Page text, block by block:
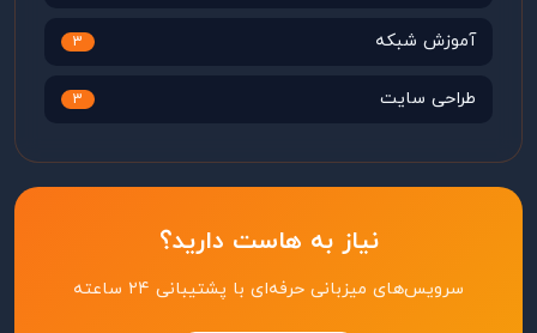
آموزش شبکه 3
طراحی سایت 3
نیاز به هاست دارید؟
سرویس‌های میزبانی حرفه‌ای با پشتیبانی ۲۴ ساعته